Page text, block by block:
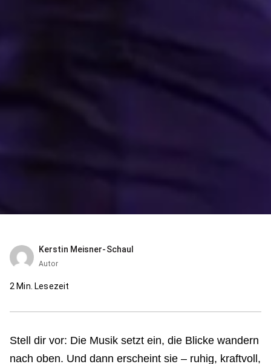
Kerstin Meisner-Schaul
Autor
2 Min. Lesezeit
Stell dir vor: Die Musik setzt ein, die Blicke wandern
nach oben. Und dann erscheint sie – ruhig, kraftvoll,